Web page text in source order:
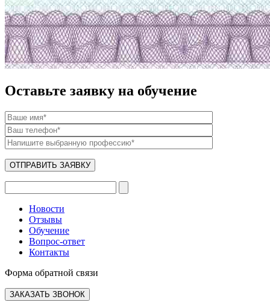
Оставьте заявку на обучение
Новости
Отзывы
Обучение
Вопрос-ответ
Контакты
Форма обратной связи
ЗАКАЗАТЬ ЗВОНОК